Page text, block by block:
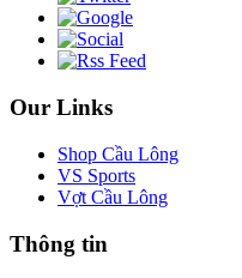
Our Links
Shop Cầu Lông
VS Sports
Vợt Cầu Lông
Thông tin